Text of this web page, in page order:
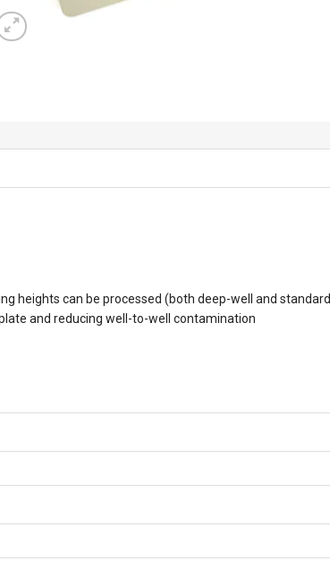
heights can be processed (both deep-well and standard
and reducing well-to-well contamination